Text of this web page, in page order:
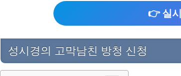
👉 실
성시경의 고막남친 방청 신청